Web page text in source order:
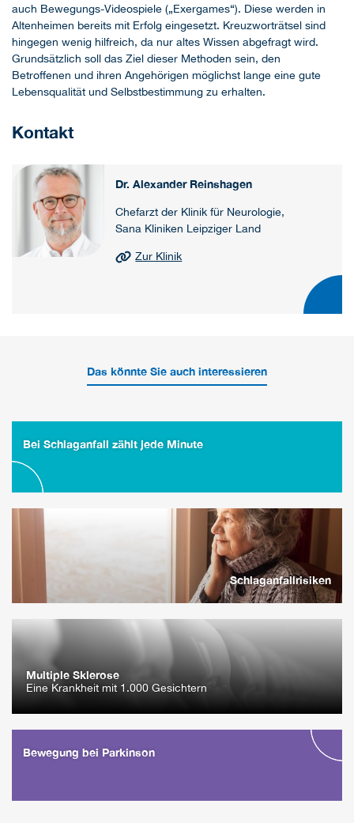
auch Bewegungs-Videospiele („Exergames“). Diese werden in
Altenheimen bereits mit Erfolg eingesetzt. Kreuzworträtsel sind
hingegen wenig hilfreich, da nur altes Wissen abgefragt wird.
Grundsätzlich soll das Ziel dieser Methoden sein, den
Betroffenen und ihren Angehörigen möglichst lange eine gute
Lebensqualität und Selbstbestimmung zu erhalten.
Kontakt
Dr. Alexander Reinshagen
Chefarzt der Klinik für Neurologie,
Sana Kliniken Leipziger Land
Zur Klinik
Das könnte Sie auch interessieren
Bei Schlaganfall zählt jede Minute
Schlaganfallrisiken
Multiple Sklerose
Eine Krankheit mit 1.000 Gesichtern
Bewegung bei Parkinson